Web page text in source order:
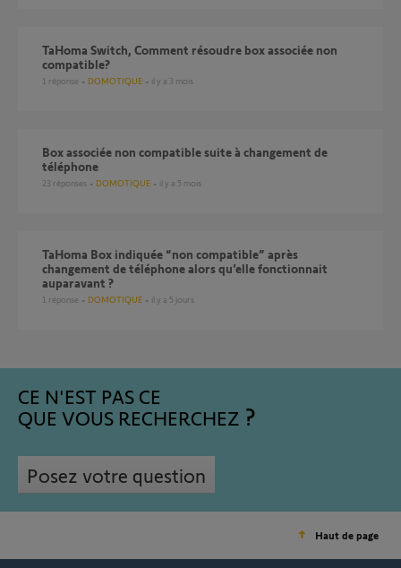
TaHoma Switch, Comment résoudre box associée non
compatible?
1 réponse DOMOTIQUE il y a 3 mois
Box associée non compatible suite à changement de
téléphone
23 réponses DOMOTIQUE il y a 5 mois
TaHoma Box indiquée “non compatible” après
changement de téléphone alors qu’elle fonctionnait
auparavant ?
1 réponse DOMOTIQUE il y a 5 jours
CE N'EST PAS CE
QUE VOUS RECHERCHEZ
Posez votre question
Haut de page